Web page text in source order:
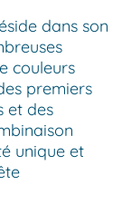
dans son
couleurs
premiers
et des
unique et